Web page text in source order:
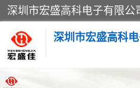
深圳市宏盛高科